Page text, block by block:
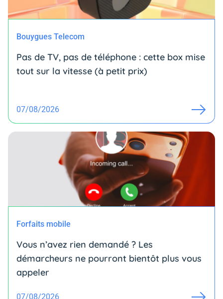
Bouygues Telecom
Pas de TV, pas de téléphone : cette box mise
tout sur la vitesse (à petit prix)
07/08/2026
Forfaits mobile
Vous n’avez rien demandé ? Les
démarcheurs ne pourront bientôt plus vous
appeler
07/08/2026